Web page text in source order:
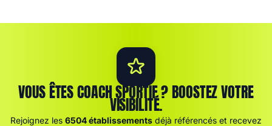
VOUS ÊTES COACH SPORTIF ? BOOSTEZ VOTRE
VISIBILITÉ.
Rejoignez les 6504 établissements déjà référencés et recevez